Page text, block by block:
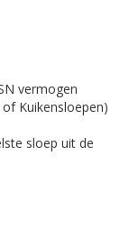
vermogen
Kuikensloepen)
sloep uit de